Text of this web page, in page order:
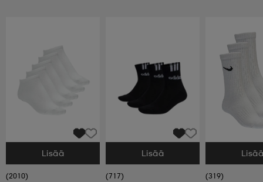
Valitse Koko
Lisää
(2010)
Valitse Koko
Lisää
(717)
Valitse Koko
(319)